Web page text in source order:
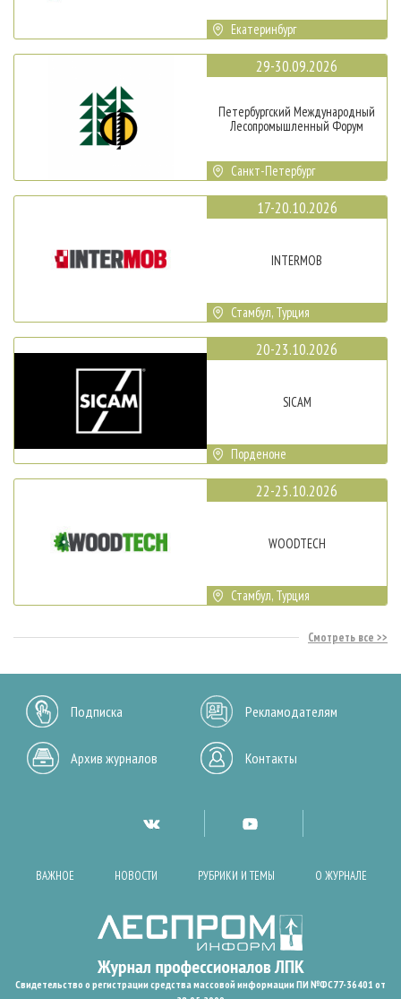
Екатеринбург
29-30.09.2026
Петербургский Международный
Лесопромышленный Форум
Санкт-Петербург
17-20.10.2026
INTERMOB
Стамбул, Турция
20-23.10.2026
SICAM
Порденоне
22-25.10.2026
WOODTECH
Стамбул, Турция
Смотреть все
Подписка Рекламодателям
Архив журналов Контакты
ВАЖНОЕ НОВОСТИ РУБРИКИ И ТЕМЫ О ЖУРНАЛЕ
Свидетельство о регистрации средства массовой информации ПИ №ФС77-36401 от